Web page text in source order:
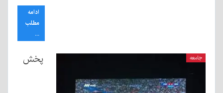
ادامه
مطلب
...
جامعه پخش